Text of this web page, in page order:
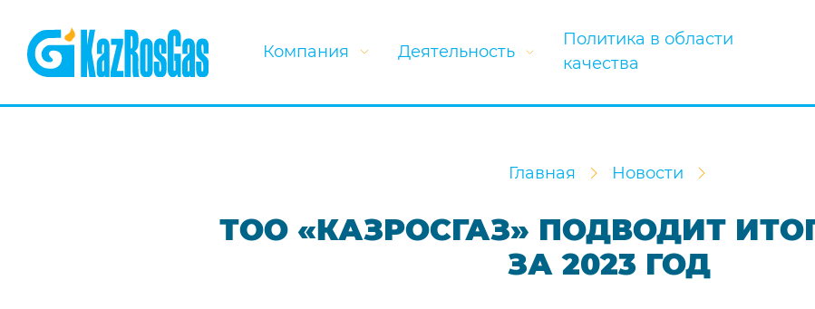
Компания Деятельность
Политика в области
качества
Главная Новости
ТОО «КАЗРОСГАЗ» ПОДВОДИТ
ЗА 2023 ГОД